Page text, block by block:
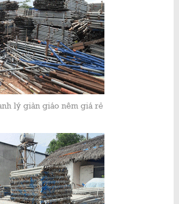
lý giàn giáo nêm giá rẻ